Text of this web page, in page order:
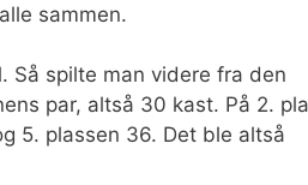
sammen.
Så spilte man videre fra den
par, altså 30 kast. På 2.
5. plassen 36. Det ble altså